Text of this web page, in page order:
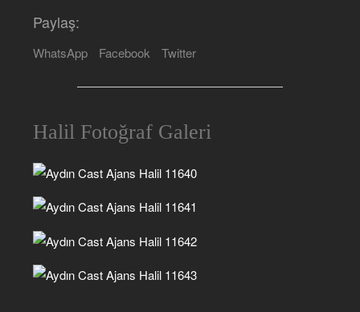
Paylaş:
WhatsApp Facebook Twitter
Halil Fotoğraf Galeri